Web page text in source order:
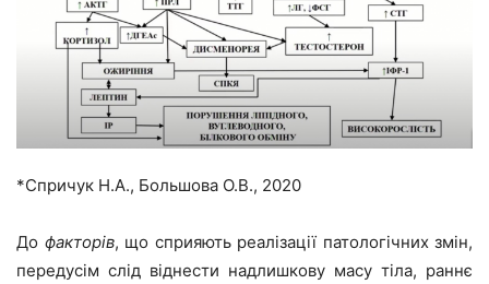
*Спричук Н.А., Большова О.В., 2020
До факторів, що сприяють реалізації патологічних змін,
передусім слід віднести надлишкову масу тіла, раннє